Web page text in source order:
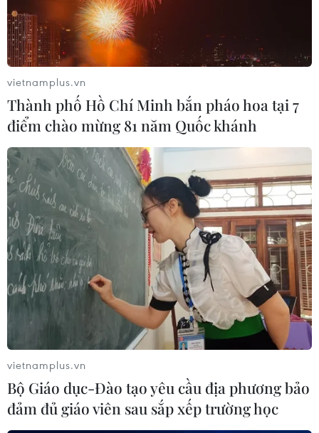
vietnamplus.vn
Thành phố Hồ Chí Minh bắn pháo hoa tại 7
điểm chào mừng 81 năm Quốc khánh
vietnamplus.vn
Bộ Giáo dục-Đào tạo yêu cầu địa phương bảo
đảm đủ giáo viên sau sắp xếp trường học